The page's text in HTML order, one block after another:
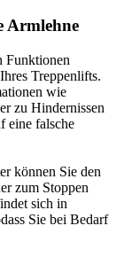
Armlehne
Funktionen
Treppenlifts.
wie
zu Hindernissen
eine falsche
können Sie den
zum Stoppen
sich in
Sie bei Bedarf